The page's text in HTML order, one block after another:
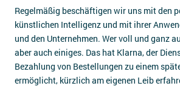
Regelmäßig beschäftigen wir uns mit den
künstlichen Intelligenz und mit ihrer
und den Unternehmen. Wer voll und ganz
aber auch einiges. Das hat Klarna, der
Bezahlung von Bestellungen zu einem
ermöglicht, kürzlich am eigenen Leib